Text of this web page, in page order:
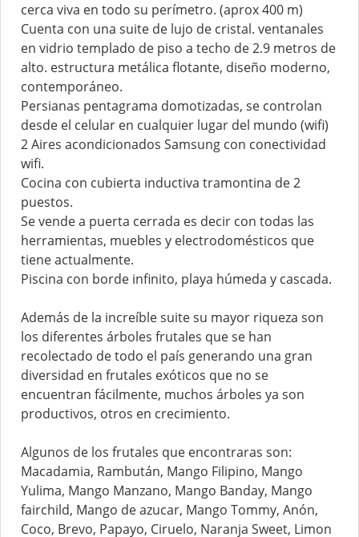
cerca viva en todo su perímetro. (aprox 400 m)
Cuenta con una suite de lujo de cristal. ventanales
en vidrio templado de piso a techo de 2.9 metros de
alto. estructura metálica flotante, diseño moderno,
contemporáneo.
Persianas pentagrama domotizadas, se controlan
desde el celular en cualquier lugar del mundo (wifi)
2 Aires acondicionados Samsung con conectividad
wifi.
Cocina con cubierta inductiva tramontina de 2
puestos.
Se vende a puerta cerrada es decir con todas las
herramientas, muebles y electrodomésticos que
tiene actualmente.
Piscina con borde infinito, playa húmeda y cascada.
Además de la increíble suite su mayor riqueza son
los diferentes árboles frutales que se han
recolectado de todo el país generando una gran
diversidad en frutales exóticos que no se
encuentran fácilmente, muchos árboles ya son
productivos, otros en crecimiento.
Algunos de los frutales que encontraras son:
Macadamia, Rambután, Mango Filipino, Mango
Yulima, Mango Manzano, Mango Banday, Mango
fairchild, Mango de azucar, Mango Tommy, Anón,
Coco, Brevo, Papayo, Ciruelo, Naranja Sweet, Limon